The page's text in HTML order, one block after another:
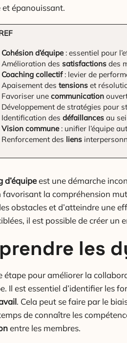
épanouissant.
Cohésion d’équipe: essentiel pour
Amélioration des satisfactionsdes
Coaching collectif: levier de
Apaisement des tensionset
Favoriser une communication
Développement de stratégies pour
Identification des défaillancesau
Vision commune: unifier l’équipe
Renforcement des liens
d’équipeest une démarche
favorisant la compréhension
obstacles et d’atteindre une
il est possible de créer
les
étape pour améliorer la
Il est essentiel d’identifier les
. Cela peut se faire par le
de connaître les
entre les membres.